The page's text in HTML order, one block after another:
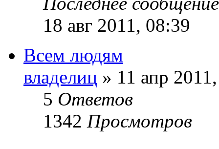
18 авг 2011, 08:39
Всем людям
владелиц » 11 апр
5 Ответов
1342 Просмотров